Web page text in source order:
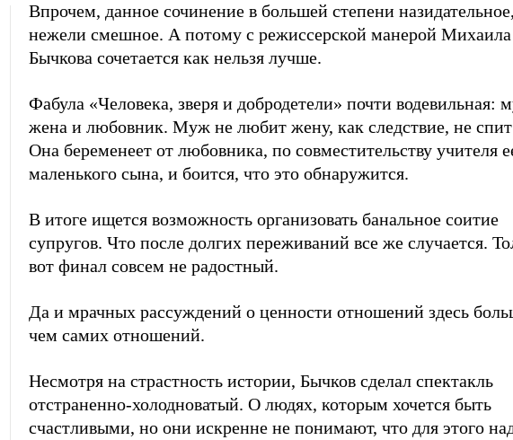
Впрочем, данное сочинение в большей степени назидательное,
нежели смешное. А потому с режиссерской манерой Михаила
Бычкова сочетается как нельзя лучше.
Фабула «Человека, зверя и добродетели» почти водевильная:
жена и любовник. Муж не любит жену, как следствие, не
Она беременеет от любовника, по совместительству учителя
маленького сына, и боится, что это обнаружится.
В итоге ищется возможность организовать банальное соитие
супругов. Что после долгих переживаний все же случается.
вот финал совсем не радостный.
Да и мрачных рассуждений о ценности отношений здесь
чем самих отношений.
Несмотря на страстность истории, Бычков сделал спектакль
отстраненно-холодноватый. О людях, которым хочется быть
счастливыми, но они искренне не понимают, что для этого